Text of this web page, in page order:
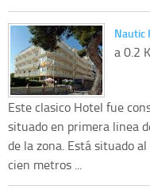
Nautic
a 0.2
Este clasico Hotel fue
situado en primera linea
de la zona. Está situado
cien metros ...